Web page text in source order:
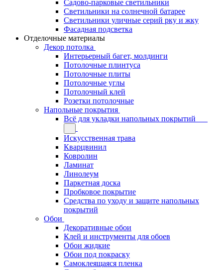
Садово-парковые светильники
Светильники на солнечной батарее
Светильники уличные серий рку и жку
Фасадная подсветка
Отделочные материалы
Декор потолка
Интерьерный багет, молдинги
Потолочные плинтуса
Потолочные плиты
Потолочные углы
Потолочный клей
Розетки потолочные
Напольные покрытия
Всё для укладки напольных покрытий
Искусственная трава
Кварцвинил
Ковролин
Ламинат
Линолеум
Паркетная доска
Пробковое покрытие
Средства по уходу и защите напольных
покрытий
Обои
Декоративные обои
Клей и инструменты для обоев
Обои жидкие
Обои под покраску
Самоклеящаяся пленка